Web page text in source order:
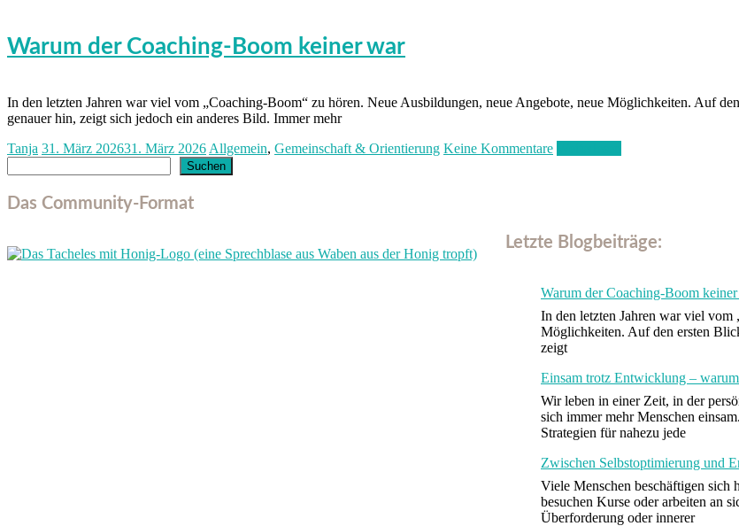
Warum der Coaching-Boom keiner war
In den letzten Jahren war viel vom „Coaching-Boom“ zu hören. Neue Ausbildungen, neue Angebote, neue Möglichkeiten. Auf
genauer hin, zeigt sich jedoch ein anderes Bild. Immer mehr
Tanja 31. März 202631. März 2026 Allgemein, Gemeinschaft & Orientierung Keine Kommentare
Suchen
Das Community-Format
Letzte Blogbeiträge:
Warum der Coaching-Boom
In den letzten Jahren war viel vom
Möglichkeiten. Auf den ersten
zeigt
Einsam trotz Entwicklung –
Wir leben in einer Zeit, in der
sich immer mehr Menschen
Strategien für nahezu jede
Zwischen Selbstoptimierung und
Viele Menschen beschäftigen sich
besuchen Kurse oder arbeiten an
Überforderung oder innerer